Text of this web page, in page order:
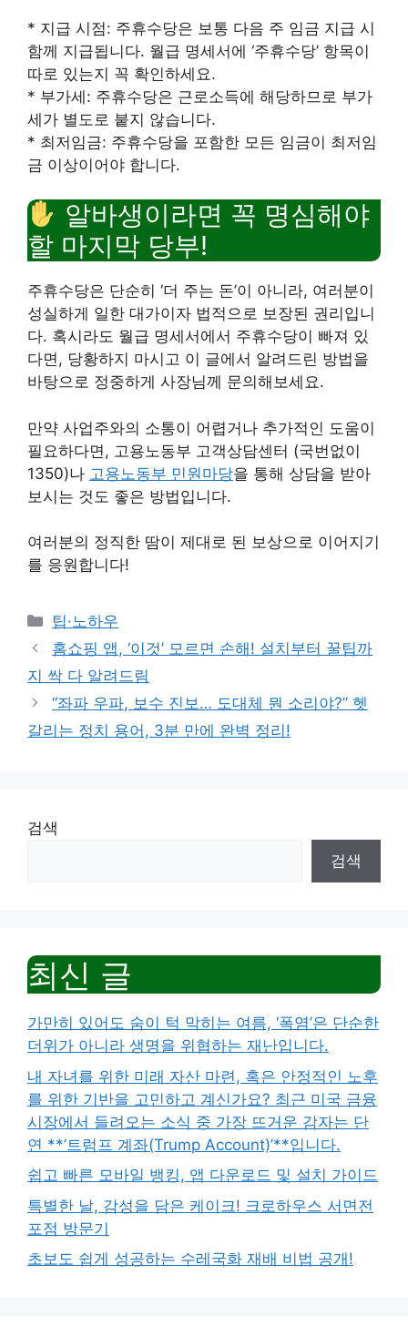
* 지급 시점: 주휴수당은 보통 다음 주 임금 지급 시
함께 지급됩니다. 월급 명세서에 ‘주휴수당’ 항목이
따로 있는지 꼭 확인하세요.
* 부가세: 주휴수당은 근로소득에 해당하므로 부가
세가 별도로 붙지 않습니다.
* 최저임금: 주휴수당을 포함한 모든 임금이 최저임
금 이상이어야 합니다.
알바생이라면 꼭 명심해야
할 마지막 당부!
주휴수당은 단순히 ‘더 주는 돈’이 아니라, 여러분이
성실하게 일한 대가이자 법적으로 보장된 권리입니
다. 혹시라도 월급 명세서에서 주휴수당이 빠져 있
다면, 당황하지 마시고 이 글에서 알려드린 방법을
바탕으로 정중하게 사장님께 문의해보세요.
만약 사업주와의 소통이 어렵거나 추가적인 도움이
필요하다면, 고용노동부 고객상담센터 (국번없이
1350)나 고용노동부 민원마당을 통해 상담을 받아
보시는 것도 좋은 방법입니다.
여러분의 정직한 땀이 제대로 된 보상으로 이어지기
를 응원합니다!
Categories
팁·노하우
홈쇼핑 앱, ‘이것’ 모르면 손해! 설치부터 꿀팁까
지 싹 다 알려드림
“좌파 우파, 보수 진보… 도대체 뭔 소리야?” 헷
갈리는 정치 용어, 3분 만에 완벽 정리!
검색
검색
최신 글
가만히 있어도 숨이 턱 막히는 여름, ‘폭염’은 단순한
더위가 아니라 생명을 위협하는 재난입니다.
내 자녀를 위한 미래 자산 마련, 혹은 안정적인 노후
를 위한 기반을 고민하고 계신가요? 최근 미국 금융
시장에서 들려오는 소식 중 가장 뜨거운 감자는 단
연 **’트럼프 계좌(Trump Account)’**입니다.
쉽고 빠른 모바일 뱅킹, 앱 다운로드 및 설치 가이드
특별한 날, 감성을 담은 케이크! 크로하우스 서면전
포점 방문기
초보도 쉽게 성공하는 수레국화 재배 비법 공개!